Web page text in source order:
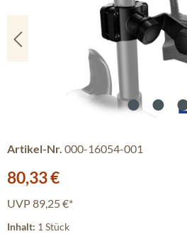
Artikel-Nr. 000-16054-001
Verkaufspreis:
80,33 €
UVP89,25 €*
Inhalt: 1 Stück